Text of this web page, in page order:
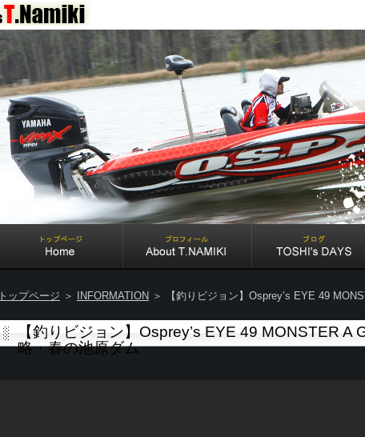
トップページ ＞ INFORMATION ＞ 【釣りビジョン】Osprey’s EYE 49
【釣りビジョン】Osprey’s EYE 49 MONSTER A
略・春の池原ダム